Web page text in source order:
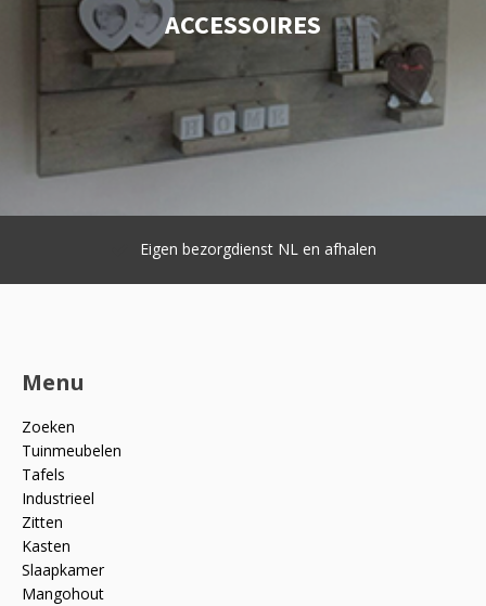
ACCESSOIRES
Eigen bezorgdienst NL en afhalen
Menu
Zoeken
Tuinmeubelen
Tafels
Industrieel
Zitten
Kasten
Slaapkamer
Mangohout